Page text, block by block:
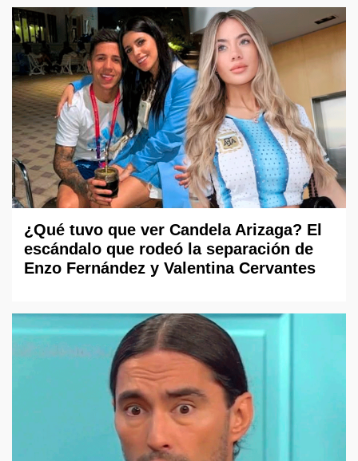
¿Qué tuvo que ver Candela Arizaga? El
escándalo que rodeó la separación de
Enzo Fernández y Valentina Cervantes